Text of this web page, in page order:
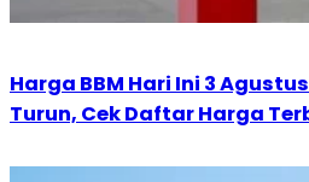
Harga BBM Hari Ini 3
Turun, Cek Daftar Harga